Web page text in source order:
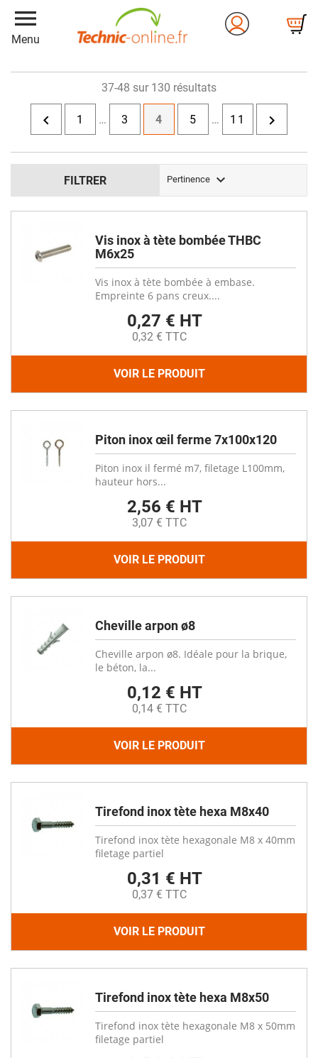
menu
Menu
FILTRER Pertinence 
37-48 sur 130 résultats
 1 … 3 4 5 … 11 
Vis inox à tète bombée THBC
M6x25
Vis inox à tète bombée à embase.
Empreinte 6 pans creux....
0,27 € HT
0,32 € TTC
VOIR LE PRODUIT
Piton inox œil ferme 7x100x120
Piton inox il fermé m7, filetage L100mm,
hauteur hors...
2,56 € HT
3,07 € TTC
VOIR LE PRODUIT
Cheville arpon ø8
Cheville arpon ø8. Idéale pour la brique,
le béton, la...
0,12 € HT
0,14 € TTC
VOIR LE PRODUIT
Tirefond inox tète hexa M8x40
Tirefond inox tète hexagonale M8 x 40mm
filetage partiel
0,31 € HT
0,37 € TTC
VOIR LE PRODUIT
Tirefond inox tète hexa M8x50
Tirefond inox tète hexagonale M8 x 50mm
filetage partiel